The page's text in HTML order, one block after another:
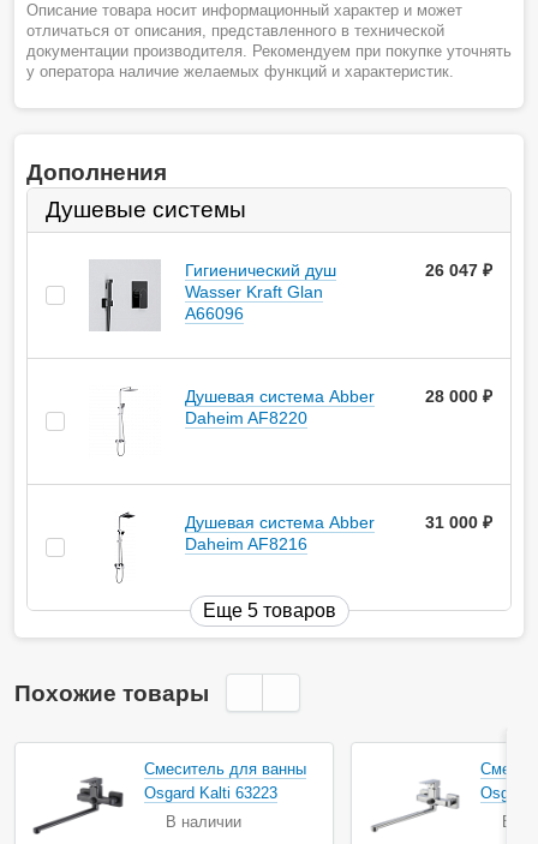
Описание товара носит информационный характер и может
отличаться от описания, представленного в технической
документации производителя. Рекомендуем при покупке уточнять
у оператора наличие желаемых функций и характеристик.
Дополнения
Душевые системы
Гигиенический душ
Wasser Kraft Glan
А66096
26 047
Душевая система Abber
Daheim AF8220
28 000
Душевая система Abber
Daheim AF8216
31 000
Еще 5 товаров
Похожие товары
Смеситель для ванны
Osgard Kalti 63223
В наличии
Osgard
В